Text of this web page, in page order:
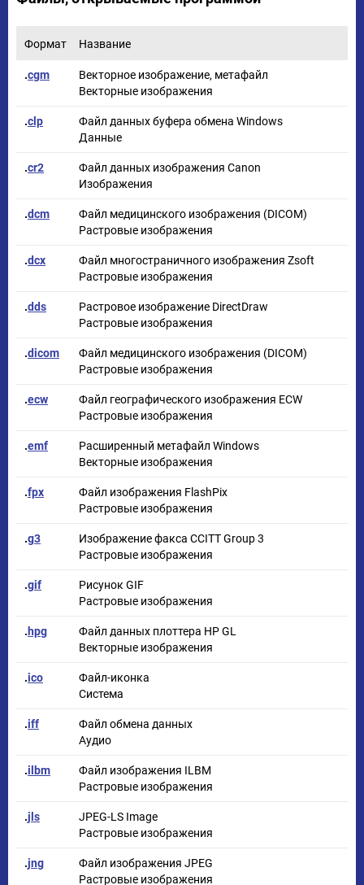
Формат Название
.cgm
Векторное изображение, метафайл
Векторные изображения
.clp
Файл данных буфера обмена Windows
Данные
.cr2
Файл данных изображения Canon
Изображения
.dcm
Файл медицинского изображения (DICOM)
Растровые изображения
.dcx
Файл многостраничного изображения Zsoft
Растровые изображения
.dds
Растровое изображение DirectDraw
Растровые изображения
.dicom
Файл медицинского изображения (DICOM)
Растровые изображения
.ecw
Файл географического изображения ECW
Растровые изображения
.emf
Расширенный метафайл Windows
Векторные изображения
.fpx
Файл изображения FlashPix
Растровые изображения
.g3
Изображение факса CCITT Group 3
Растровые изображения
.gif
Рисунок GIF
Растровые изображения
.hpg
Файл данных плоттера HP GL
Векторные изображения
.ico
Файл-иконка
Система
.iff
Файл обмена данных
Аудио
.ilbm
Файл изображения ILBM
Растровые изображения
.jls
JPEG-LS Image
Растровые изображения
.jng
Файл изображения JPEG
Растровые изображения